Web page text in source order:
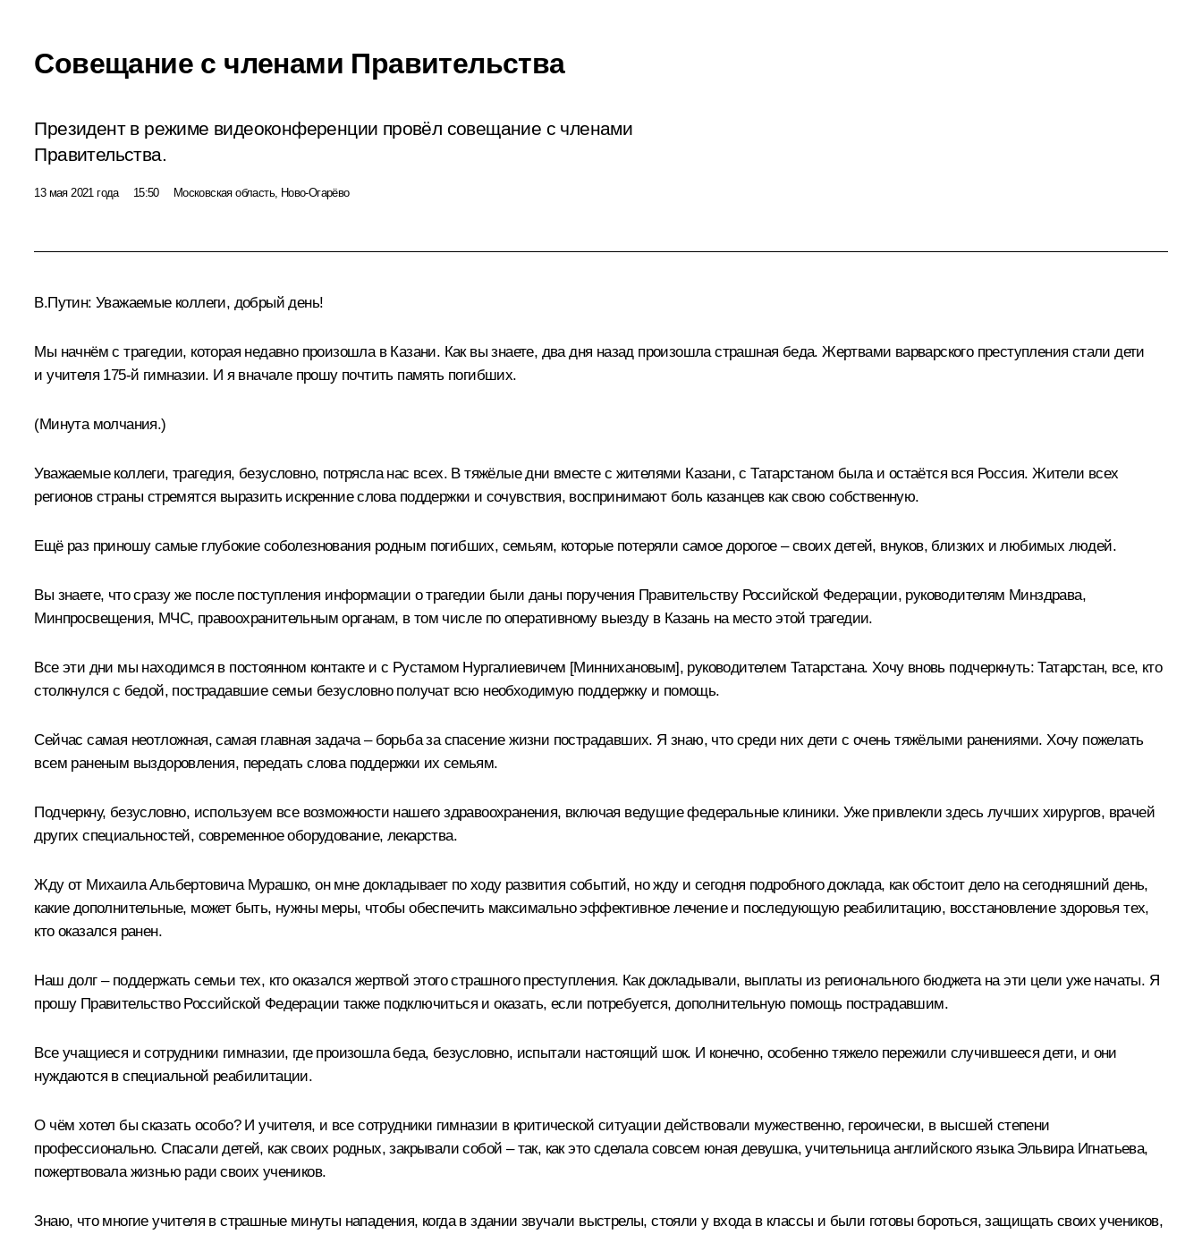
Совещание с членами Правительства
Президент в режиме видеоконференции провёл совещание с членами
Правительства.
13 мая 2021 года 15:50 Московская область, Ново-Огарёво
В.Путин: Уважаемые коллеги, добрый день!
Мы начнём с трагедии, которая недавно произошла в Казани. Как вы знаете, два дня назад произошла страшная беда. Жертвами варварского преступления стали дети
и учителя 175-й гимназии. И я вначале прошу почтить память погибших.
(Минута молчания.)
Уважаемые коллеги, трагедия, безусловно, потрясла нас всех. В тяжёлые дни вместе с жителями Казани, с Татарстаном была и остаётся вся Россия. Жители всех
регионов страны стремятся выразить искренние слова поддержки и сочувствия, воспринимают боль казанцев как свою собственную.
Ещё раз приношу самые глубокие соболезнования родным погибших, семьям, которые потеряли самое дорогое – своих детей, внуков, близких и любимых людей.
Вы знаете, что сразу же после поступления информации о трагедии были даны поручения Правительству Российской Федерации, руководителям Минздрава,
Минпросвещения, МЧС, правоохранительным органам, в том числе по оперативному выезду в Казань на место этой трагедии.
Все эти дни мы находимся в постоянном контакте и с Рустамом Нургалиевичем [Миннихановым], руководителем Татарстана. Хочу вновь подчеркнуть: Татарстан, все, кто
столкнулся с бедой, пострадавшие семьи безусловно получат всю необходимую поддержку и помощь.
Сейчас самая неотложная, самая главная задача – борьба за спасение жизни пострадавших. Я знаю, что среди них дети с очень тяжёлыми ранениями. Хочу пожелать
всем раненым выздоровления, передать слова поддержки их семьям.
Подчеркну, безусловно, используем все возможности нашего здравоохранения, включая ведущие федеральные клиники. Уже привлекли здесь лучших хирургов, врачей
других специальностей, современное оборудование, лекарства.
Жду от Михаила Альбертовича Мурашко, он мне докладывает по ходу развития событий, но жду и сегодня подробного доклада, как обстоит дело на сегодняшний день,
какие дополнительные, может быть, нужны меры, чтобы обеспечить максимально эффективное лечение и последующую реабилитацию, восстановление здоровья тех,
кто оказался ранен.
Наш долг – поддержать семьи тех, кто оказался жертвой этого страшного преступления. Как докладывали, выплаты из регионального бюджета на эти цели уже начаты. Я
прошу Правительство Российской Федерации также подключиться и оказать, если потребуется, дополнительную помощь пострадавшим.
Все учащиеся и сотрудники гимназии, где произошла беда, безусловно, испытали настоящий шок. И конечно, особенно тяжело пережили случившееся дети, и они
нуждаются в специальной реабилитации.
О чём хотел бы сказать особо? И учителя, и все сотрудники гимназии в критической ситуации действовали мужественно, героически, в высшей степени
профессионально. Спасали детей, как своих родных, закрывали собой – так, как это сделала совсем юная девушка, учительница английского языка Эльвира Игнатьева,
пожертвовала жизнью ради своих учеников.
Знаю, что многие учителя в страшные минуты нападения, когда в здании звучали выстрелы, стояли у входа в классы и были готовы бороться, защищать своих учеников,